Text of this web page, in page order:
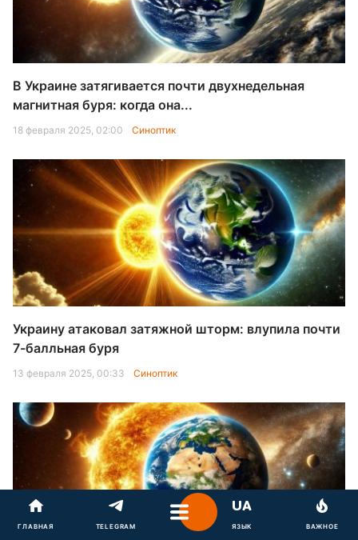
В Украине затягивается почти двухнедельная
магнитная буря: когда она...
18 февраля 2025, 02:00 Синоптик
Украину атаковал затяжной шторм: влупила почти
7-балльная буря
13 февраля 2025, 00:33 Синоптик
ГЛАВНАЯ TELEGRAM ЯЗЫК ВАЖНОЕ